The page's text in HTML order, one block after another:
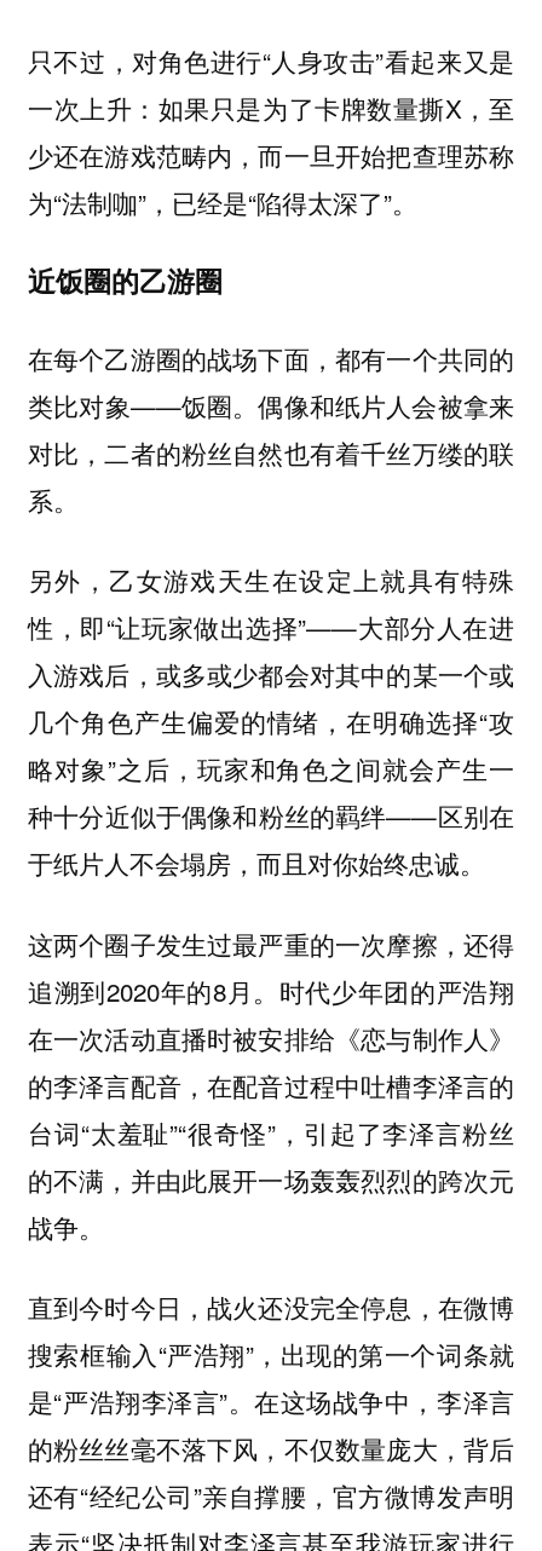
只不过，对角色进行“人身攻击”看起来又是
一次上升：如果只是为了卡牌数量撕X，至
少还在游戏范畴内，而一旦开始把查理苏称
为“法制咖”，已经是“陷得太深了”。
近饭圈的乙游圈
在每个乙游圈的战场下面，都有一个共同的
类比对象——饭圈。偶像和纸片人会被拿来
对比，二者的粉丝自然也有着千丝万缕的联
系。
另外，乙女游戏天生在设定上就具有特殊
性，即“让玩家做出选择”——大部分人在进
入游戏后，或多或少都会对其中的某一个或
几个角色产生偏爱的情绪，在明确选择“攻
略对象”之后，玩家和角色之间就会产生一
种十分近似于偶像和粉丝的羁绊——区别在
于纸片人不会塌房，而且对你始终忠诚。
这两个圈子发生过最严重的一次摩擦，还得
追溯到2020年的8月。时代少年团的严浩翔
在一次活动直播时被安排给《恋与制作人》
的李泽言配音，在配音过程中吐槽李泽言的
台词“太羞耻”“很奇怪”，引起了李泽言粉丝
的不满，并由此展开一场轰轰烈烈的跨次元
战争。
直到今时今日，战火还没完全停息，在微博
搜索框输入“严浩翔”，出现的第一个词条就
是“严浩翔李泽言”。在这场战争中，李泽言
的粉丝丝毫不落下风，不仅数量庞大，背后
还有“经纪公司”亲自撑腰，官方微博发声明
表示“坚决抵制对李泽言甚至我游玩家进行